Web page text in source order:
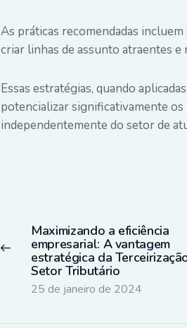
As práticas recomendadas
criar linhas de assunto atraentes e
Essas estratégias, quando
potencializar significativamente
independentemente do setor de
PostPrevious
post:
Maximizando a eficiência
empresarial: A vantagem
estratégica da
Setor Tributário
25 de janeiro de 2024